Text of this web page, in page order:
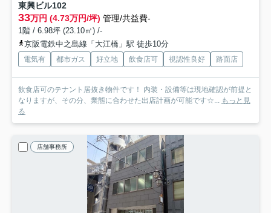
東興ビル102
33万円 (4.73万円/坪) 管理/共益費-
1階 / 6.98坪 (23.10㎡) /-
京阪電鉄中之島線「大江橋」駅 徒歩10分
電気有 都市ガス 好立地 飲食店可 視認性良好 路面店
飲食店可のテナント居抜き物件です！ 内装・設備等は現地確認が前提と
なりますが、その分、業態に合わせた出店計画が可能です☆... もっと見
る
店舗事務所